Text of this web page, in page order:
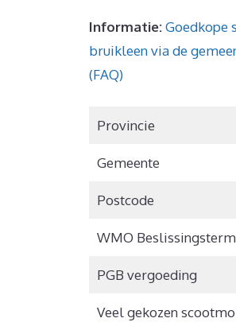
Informatie:Goedkope
bruikleen via de
(FAQ)
Provincie
Gemeente
Postcode
WMO
PGB vergoeding
Veel gekozen